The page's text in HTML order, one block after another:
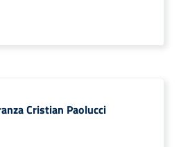
Cristian Paolucci